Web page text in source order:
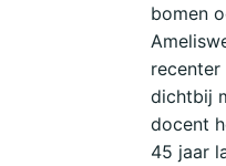
bomen
recenter
dichtbij
docent
45 jaar